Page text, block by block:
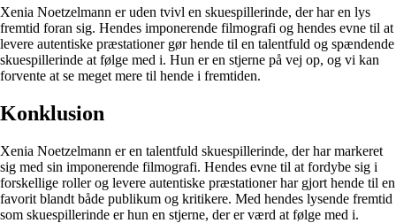
Xenia Noetzelmann er uden tvivl en skuespillerinde, der har en lys
fremtid foran sig. Hendes imponerende filmografi og hendes evne til at
levere autentiske præstationer gør hende til en talentfuld og spændende
skuespillerinde at følge med i. Hun er en stjerne på vej op, og vi kan
forvente at se meget mere til hende i fremtiden.
Konklusion
Xenia Noetzelmann er en talentfuld skuespillerinde, der har markeret
sig med sin imponerende filmografi. Hendes evne til at fordybe sig i
forskellige roller og levere autentiske præstationer har gjort hende til en
favorit blandt både publikum og kritikere. Med hendes lysende fremtid
som skuespillerinde er hun en stjerne, der er værd at følge med i.